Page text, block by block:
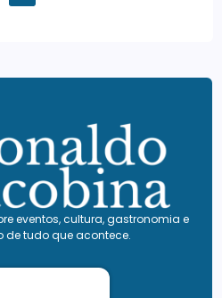
eventos, cultura, gastronomia e
de tudo que acontece.